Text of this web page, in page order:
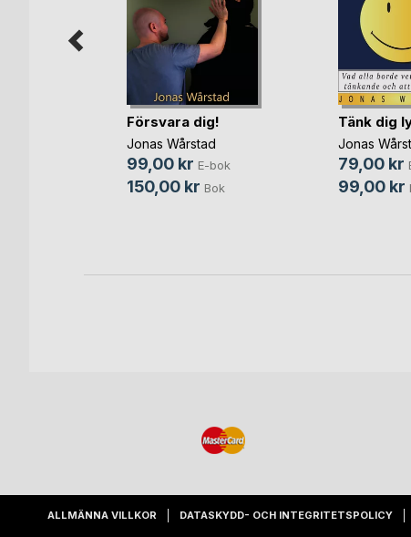
Försvara dig!
Jonas Wårstad
99,00 kr E-bok
150,00 kr Bok
Tänk dig
Jonas
79,00 kr
99,00 kr
ALLMÄNNA VILLKOR DATASKYDD- OCH INTEGRITETSPOLICY